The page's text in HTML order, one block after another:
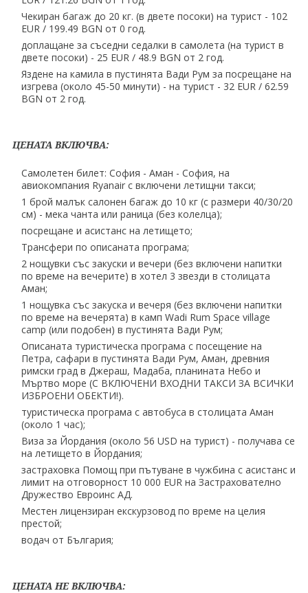
Чекиран багаж до 20 кг. (в двете посоки) на турист - 102
EUR ∕ 199.49 BGN от 0 год.
доплащане за съседни седалки в самолета (на турист в
двете посоки) - 25 EUR ∕ 48.9 BGN от 2 год.
Яздене на камила в пустинята Вади Рум за посрещане на
изгрева (около 45-50 минути) - на турист - 32 EUR ∕ 62.59
BGN от 2 год.
ЦЕНАТА ВКЛЮЧВА:
Самолетен билет: София - Аман - София, на
авиокомпания Ryanair с включени летищни такси;
1 брой малък салонен багаж до 10 кг (с размери 40∕30∕20
см) - мека чанта или раница (без колелца);
посрещане и асистанс на летището;
Трансфери по описаната програма;
2 нощувки със закуски и вечери (без включени напитки
по време на вечерите) в хотел 3 звезди в столицата
Аман;
1 нощувка със закуска и вечеря (без включени напитки
по време на вечерята) в камп Wadi Rum Space village
camp (или подобен) в пустинята Вади Рум;
Oписаната туристическа програма с посещение на
Петра, сафари в пустинята Вади Рум, Аман, древния
римски град в Джераш, Мадаба, планината Небо и
Мъртво море (С ВКЛЮЧЕНИ ВХОДНИ ТАКСИ ЗА ВСИЧКИ
ИЗБРОЕНИ ОБЕКТИ!).
туристическа програма с автобуса в столицата Аман
(около 1 час);
Виза за Йордания (около 56 USD на турист) - получава се
на летището в Йордания;
застраховка Помощ при пътуване в чужбина с асистанс и
лимит на отговорност 10 000 EUR на Застрахователно
Дружество Евроинс АД.
Mестен лицензиран екскурзовод по време на целия
престой;
водач от България;
ЦЕНАТА НЕ ВКЛЮЧВА: